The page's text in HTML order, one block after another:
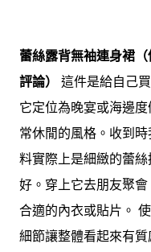
蕾絲露背無袖連身裙
評論）
這件是給自己
它定位為晚宴或海邊
常休閒的風格。收到
料實際上是細緻的蕾
好。穿上它去朋友聚
合適的內衣或貼片。
細節讓整體看起來有